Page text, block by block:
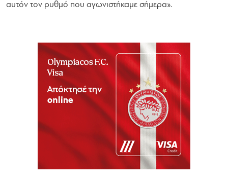
αυτόν τον ρυθμό που αγωνιστήκαμε σήμερα».